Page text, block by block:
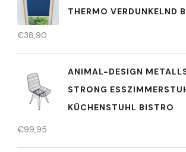
THERMO VERDUNKELND
€38,90
ANIMAL-DESIGN
STRONG
KÜCHENSTUHL BISTRO
€99,95